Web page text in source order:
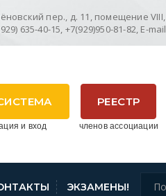
пер., д. 11, помещение VIII,
635-40-15, +7(929)950-81-82, E-
РЕЕСТР
членов ассоциации
и вход
ЭКЗАМЕНЫ!